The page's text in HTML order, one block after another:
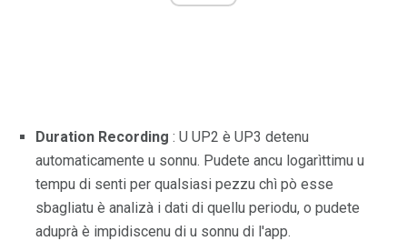
Duration Recording : U UP2 è UP3 detenu
automaticamente u sonnu. Pudete ancu logarìttimu u
tempu di senti per qualsiasi pezzu chì pò esse
sbagliatu è analizà i dati di quellu periodu, o pudete
aduprà è impidiscenu di u sonnu di l'app.